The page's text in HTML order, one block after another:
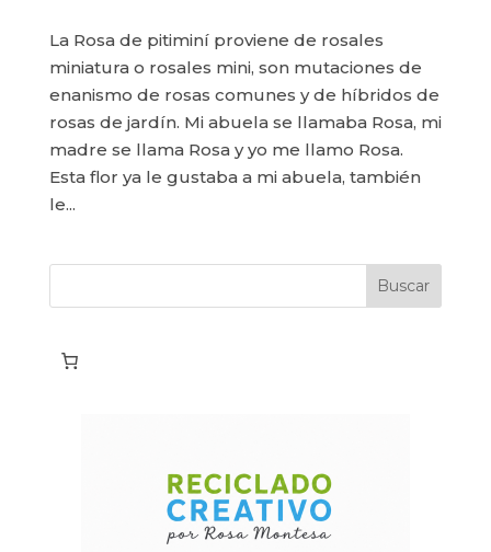
La Rosa de pitiminí proviene de rosales
miniatura o rosales mini, son mutaciones de
enanismo de rosas comunes y de híbridos de
rosas de jardín. Mi abuela se llamaba Rosa, mi
madre se llama Rosa y yo me llamo Rosa.
Esta flor ya le gustaba a mi abuela, también
le...